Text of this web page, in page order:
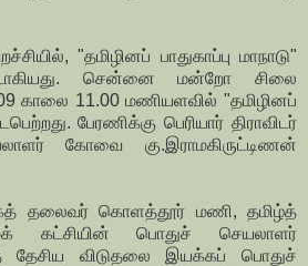
"தமிழினப் பாதுகாப்பு மாநாடு"
சென்னை மன்றோ சிலை
காலை 11.00 மணியளவில் "தமிழினப்
பேரணிக்கு பெரியார் திராவிடர்
கோவை கு.இராமகிருட்டிணன்
தலைவர் கொளத்தூர் மணி, தமிழ்த்
கட்சியின் பொதுச் செயலாளர்
தேசிய விடுதலை இயக்கப் பொதுச்